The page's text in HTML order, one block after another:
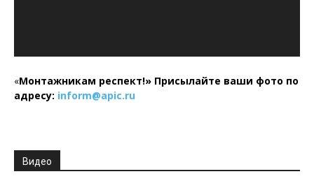
«Монтажникам респект!» Присылайте ваши фото по
адресу: inform@apic.ru
Видео